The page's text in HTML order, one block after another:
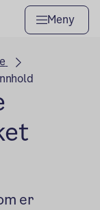
Meny
er